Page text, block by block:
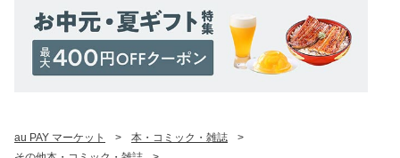
au PAY マーケット > 本・コミック・雑誌
>